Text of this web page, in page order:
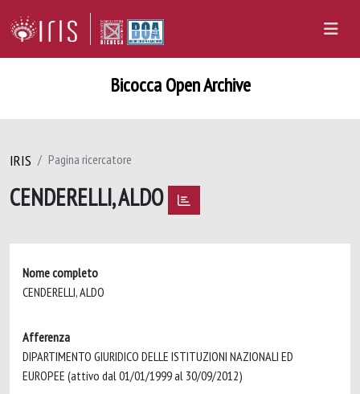
Bicocca Open Archive
IRIS Pagina ricercatore
CENDERELLI, ALDO
Nome completo
CENDERELLI, ALDO
Afferenza
DIPARTIMENTO GIURIDICO DELLE ISTITUZIONI NAZIONALI ED
EUROPEE (attivo dal 01/01/1999 al 30/09/2012)